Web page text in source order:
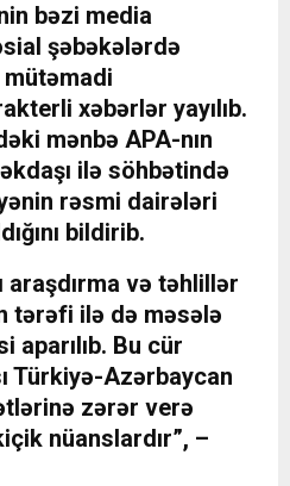
bəzi media
şəbəkələrdə
mütəmadi
xəbərlər yayılıb.
mənbə APA-nın
ilə söhbətində
rəsmi dairələri
bildirib.
araşdırma və təhlillər
tərəfi ilə də məsələ
aparılıb. Bu cür
Türkiyə-Azərbaycan
zərər verə
nüanslardır”, –